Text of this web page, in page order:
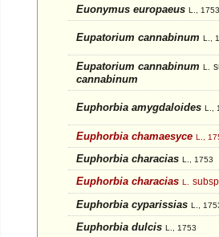
Euonymus europaeus L., 1753
Eupatorium cannabinum L.,
Eupatorium cannabinum L.
cannabinum
Euphorbia amygdaloides L.,
Euphorbia chamaesyce L.,
Euphorbia characias L., 1753
Euphorbia characias L.
Euphorbia cyparissias L.,
Euphorbia dulcis L., 1753